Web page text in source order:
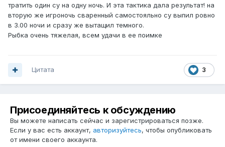
тратить один су на одну ночь. И эта тактика дала результат! на
вторую же игроночь сваренный самостояльно су выпил ровно
в 3.00 ночи и сразу же вытащил темного.
Рыбка очень тяжелая, всем удачи в ее поимке
3
Цитата
Присоединяйтесь к обсуждению
Вы можете написать сейчас и зарегистрироваться позже.
Если у вас есть аккаунт, авторизуйтесь, чтобы опубликовать
от имени своего аккаунта.